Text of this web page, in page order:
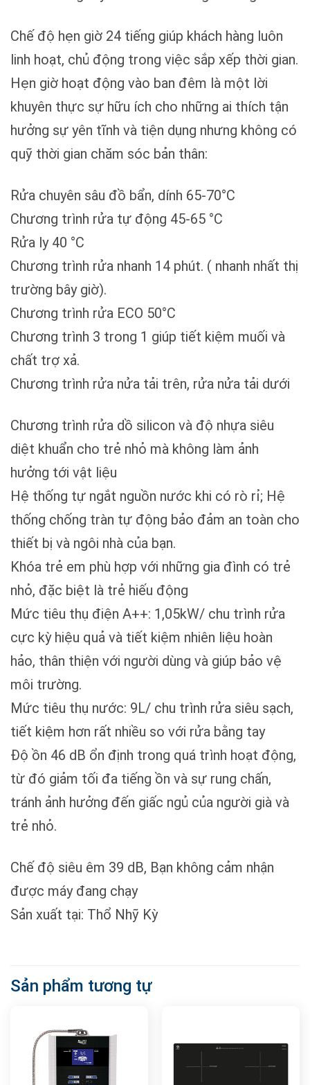
Chế độ hẹn giờ 24 tiếng giúp khách hàng luôn
linh hoạt, chủ động trong việc sắp xếp thời gian.
Hẹn giờ hoạt động vào ban đêm là một lời
khuyên thực sự hữu ích cho những ai thích tận
hưởng sự yên tĩnh và tiện dụng nhưng không có
quỹ thời gian chăm sóc bản thân:
Rửa chuyên sâu đồ bẩn, dính 65-70°C
Chương trình rửa tự động 45-65 °C
Rửa ly 40 °C
Chương trình rửa nhanh 14 phút. ( nhanh nhất thị
trường bây giờ).
Chương trình rửa ECO 50°C
Chương trình 3 trong 1 giúp tiết kiệm muối và
chất trợ xả.
Chương trình rửa nửa tải trên, rửa nửa tải dưới
Chương trình rửa dồ silicon và độ nhựa siêu
diệt khuẩn cho trẻ nhỏ mà không làm ảnh
hưởng tới vật liệu
Hệ thống tự ngắt nguồn nước khi có rò rỉ; Hệ
thống chống tràn tự động bảo đảm an toàn cho
thiết bị và ngôi nhà của bạn.
Khóa trẻ em phù hợp với những gia đình có trẻ
nhỏ, đặc biệt là trẻ hiếu động
Mức tiêu thụ điện A++: 1,05kW/ chu trình rửa
cực kỳ hiệu quả và tiết kiệm nhiên liệu hoàn
hảo, thân thiện với người dùng và giúp bảo vệ
môi trường.
Mức tiêu thụ nước: 9L/ chu trình rửa siêu sạch,
tiết kiệm hơn rất nhiều so với rửa bằng tay
Độ ồn 46 dB ổn định trong quá trình hoạt động,
từ đó giảm tối đa tiếng ồn và sự rung chấn,
tránh ảnh hưởng đến giấc ngủ của người già và
trẻ nhỏ.
Chế độ siêu êm 39 dB, Bạn không cảm nhận
được máy đang chạy
Sản xuất tại: Thổ Nhỹ Kỳ
Sản phẩm tương tự